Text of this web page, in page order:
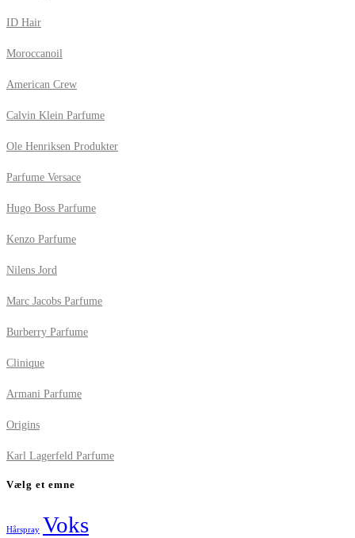
ID Hair
Moroccanoil
American Crew
Calvin Klein Parfume
Ole Henriksen Produkter
Parfume Versace
Hugo Boss Parfume
Kenzo Parfume
Nilens Jord
Marc Jacobs Parfume
Burberry Parfume
Clinique
Armani Parfume
Origins
Karl Lagerfeld Parfume
Vælg et emne
Hårspray Voks